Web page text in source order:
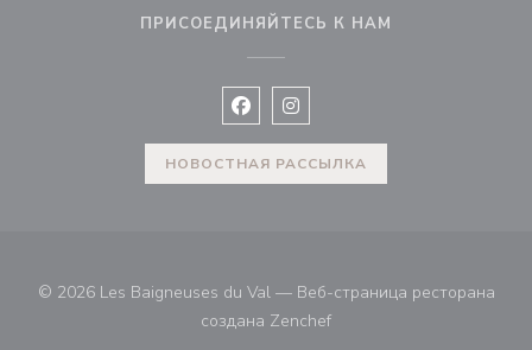
ПРИСОЕДИНЯЙТЕСЬ К НАМ
Facebook ((открывается в новом
Instagram ((открывается в
НОВОСТНАЯ РАССЫЛКА
© 2026 Les Baigneuses du Val — Веб-страница ресторана
создана Zenchef((открывается в новом